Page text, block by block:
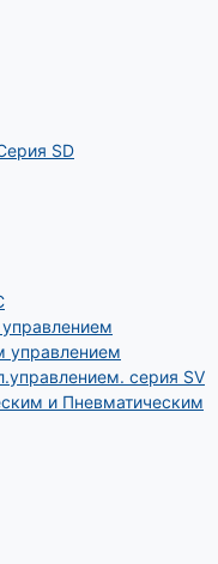
SD
управлением
серия SV
и Пневматическим